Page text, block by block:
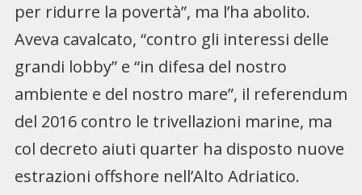
per ridurre la povertà”, ma l’ha abolito.
Aveva cavalcato, “contro gli interessi delle
grandi lobby” e “in difesa del nostro
ambiente e del nostro mare”, il referendum
del 2016 contro le trivellazioni marine, ma
col decreto aiuti quarter ha disposto nuove
estrazioni offshore nell’Alto Adriatico.